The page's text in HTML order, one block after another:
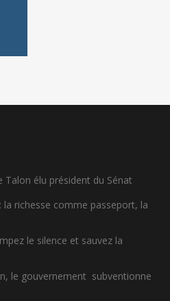
Talon élu président du Sénat
richesse comme passeport, la
le silence et sauvez la
le gouvernement subventionne